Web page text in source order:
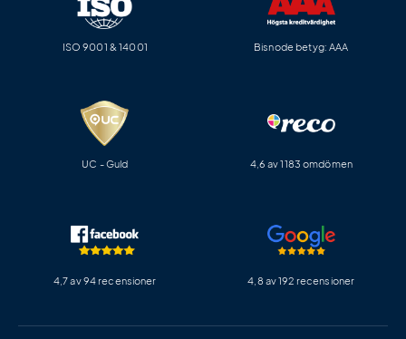
ISO 9001 & 14001 Bisnode betyg: AAA
UC - Guld 4,6 av 1183 omdömen
4,7 av 94 recensioner 4,8 av 192 recensioner